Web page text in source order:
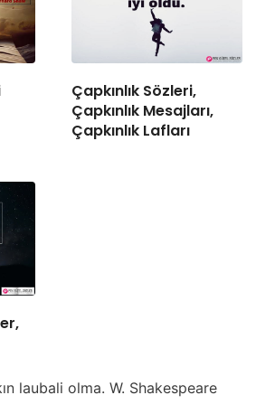
Çapkınlık Sözleri,
Çapkınlık Mesajları,
Çapkınlık Lafları
laubali olma. W. Shakespeare